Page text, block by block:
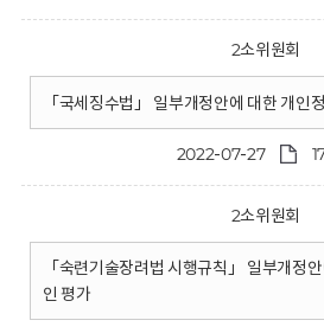
2소위원회
「국세징수법」 일부개정안에 대한 개인
2022-07-27
2소위원회
「숙련기술장려법 시행규칙」 일부개정
인 평가